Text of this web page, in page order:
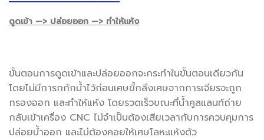
ดูดเข้า —> ปล่อยออก —> ทำให้แห้ง
ขั้นตอนการดูดเข้าและปล่อยออกจะกระทำในขั้นตอนเดียวกัน
โดยไม่มีการกกักน้ำไว้ก่อนเศษขี้กลึงเศษจากการเจียรจะถูก
กรองออก และทำให้แห้ง โดยรวดเร็วขณะที่น้ำคูลแลนท์ถ่าย
กลับเข้าเครื่อง CNC ไม่จำเป็นต้องเสียเวลากับการควบคุมการ
ปล่อยน้ำออก และไม่ต้องคอยให้เศษโลหะแห้งตัว